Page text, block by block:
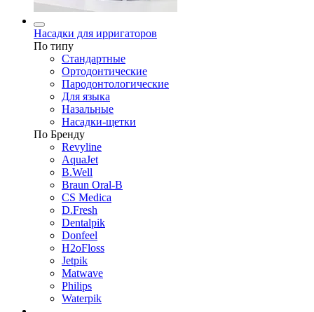
Насадки для ирригаторов
По типу
Стандартные
Ортодонтические
Пародонтологические
Для языка
Назальные
Насадки-щетки
По Бренду
Revyline
AquaJet
B.Well
Braun Oral-B
CS Medica
D.Fresh
Dentalpik
Donfeel
H2oFloss
Jetpik
Matwave
Philips
Waterpik